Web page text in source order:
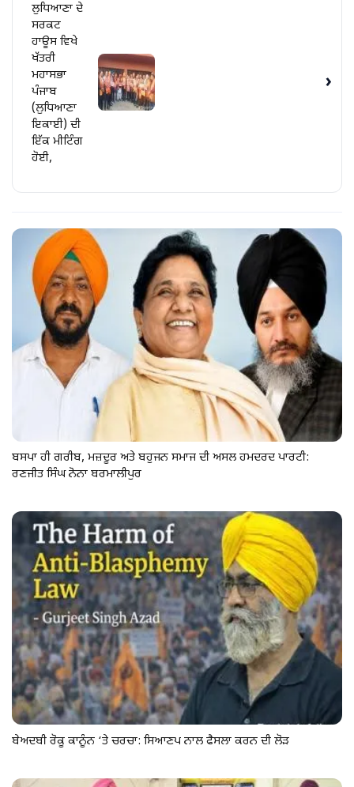
ਲੁਧਿਆਣਾ ਦੇ
ਸਰਕਟ
ਹਾਊਸ ਵਿਖੇ
ਖੱਤਰੀ
ਮਹਾਸਭਾ
ਪੰਜਾਬ
(ਲੁਧਿਆਣਾ
ਇਕਾਈ) ਦੀ
ਇੱਕ ਮੀਟਿੰਗ
ਹੋਈ,
›
ਬਸਪਾ ਹੀ ਗਰੀਬ, ਮਜ਼ਦੂਰ ਅਤੇ ਬਹੁਜਨ ਸਮਾਜ ਦੀ ਅਸਲ ਹਮਦਰਦ ਪਾਰਟੀ:
ਰਣਜੀਤ ਸਿੰਘ ਨੋਨਾ ਬਰਮਾਲੀਪੁਰ
ਬੇਅਦਬੀ ਰੋਕੂ ਕਾਨੂੰਨ ‘ਤੇ ਚਰਚਾ: ਸਿਆਣਪ ਨਾਲ ਫੈਸਲਾ ਕਰਨ ਦੀ ਲੋੜ